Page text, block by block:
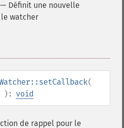
— Définit une nouvelle
watcher
(
): void
de rappel pour le